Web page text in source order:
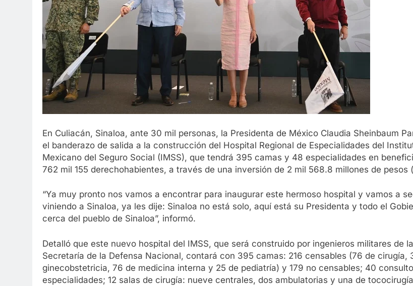
En Culiacán, Sinaloa, ante 30 mil personas, la Presidenta de México Claudia Sheinbaum
el banderazo de salida a la construcción del Hospital Regional de Especialidades del
Mexicano del Seguro Social (IMSS), que tendrá 395 camas y 48 especialidades en
762 mil 155 derechohabientes, a través de una inversión de 2 mil 568.8 millones de pesos
“Ya muy pronto nos vamos a encontrar para inaugurar este hermoso hospital y vamos a
viniendo a Sinaloa, ya les dije: Sinaloa no está solo, aquí está su Presidenta y todo el
cerca del pueblo de Sinaloa”, informó.
Detalló que este nuevo hospital del IMSS, que será construido por ingenieros militares de la
Secretaría de la Defensa Nacional, contará con 395 camas: 216 censables (76 de cirugía,
ginecobstetricia, 76 de medicina interna y 25 de pediatría) y 179 no censables; 40
especialidades; 12 salas de cirugía: nueve centrales, dos ambulatorias y una de